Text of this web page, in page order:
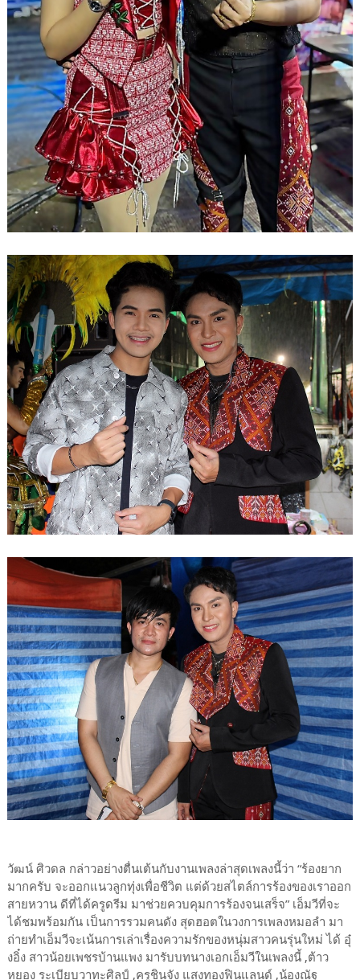
วัฒน์ ศิวดล กล่าวอย่างตื่นเต้นกับงานเพลงล่าสุดเพลงนี้ว่า “ร้องยาก
มากครับ จะออกแนวลูกทุ่งเพื่อชีวิต แต่ด้วยสไตล์การร้องของเราออก
สายหวาน ดีที่ได้ครูดรีม มาช่วยควบคุมการร้องจนเสร็จ” เอ็มวีที่จะ
ได้ชมพร้อมกัน เป็นการรวมคนดัง สุดฮอตในวงการเพลงหมอลำ มา
ถ่ายทำเอ็มวีจะเน้นการเล่าเรื่องความรักของหนุ่มสาวคนรุ่นใหม่ ได้ อุ๋
งอิ๋ง สาวน้อยเพชรบ้านแพง มารับบทนางเอกเอ็มวีในเพลงนี้ ,ต้าว
หยอง ระเบียบวาทะศิลป์ ,ครูชินจัง แสงทองฟินแลนด์ ,น้องณัฐ